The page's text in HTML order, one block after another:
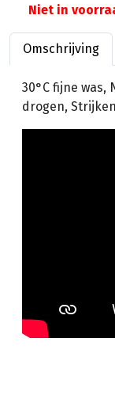
Niet in
Omschrijving
30°C fijne
drogen,